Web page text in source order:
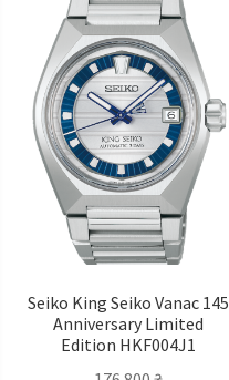
Seiko King Seiko Vanac 145
Anniversary Limited
Edition HKF004J1